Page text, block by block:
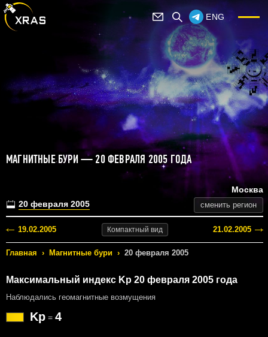
ENG
МАГНИТНЫЕ БУРИ — 20 ФЕВРАЛЯ 2005 ГОДА
20 февраля 2005
Москва
сменить регион
19.02.2005 Компактный вид 21.02.2005
Главная › Магнитные бури › 20 февраля 2005
Максимальный индекс Kp 20 февраля 2005 года
Наблюдались геомагнитные возмущения
Kp = 4